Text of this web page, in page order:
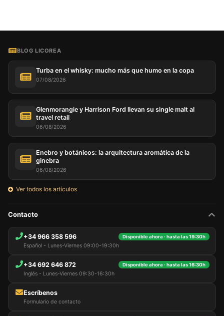
BLOG LICOREA
Turba en el whisky: mucho más que humo en la copa
07/08/2026
Glenmorangie y Harrison Ford llevan su single malt al
travel retail
06/08/2026
Enebro y botánicos: la arquitectura aromática de la
ginebra
06/08/2026
Ver todos los artículos
Contacto
+34 966 358 596 Disponible ahora · hasta las 19:30h
Español - Lunes-Viernes 09:00-19:30h
+34 692 646 872 Disponible ahora · hasta las 16:30h
Inglés - Lunes-Viernes 09:30-16:30h
Escríbenos
Formulario de contacto